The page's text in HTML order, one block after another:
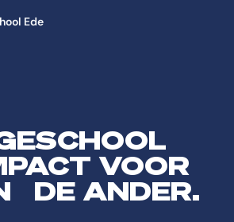
Ede
VOOR
DE ANDER.